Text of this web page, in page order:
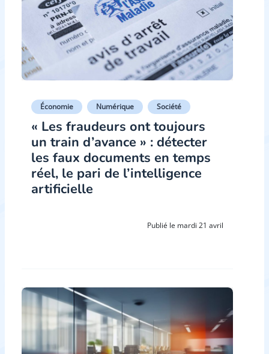
Économie Numérique Société
« Les fraudeurs ont toujours
un train d’avance » : détecter
les faux documents en temps
réel, le pari de l’intelligence
artificielle
Publié le mardi 21 avril